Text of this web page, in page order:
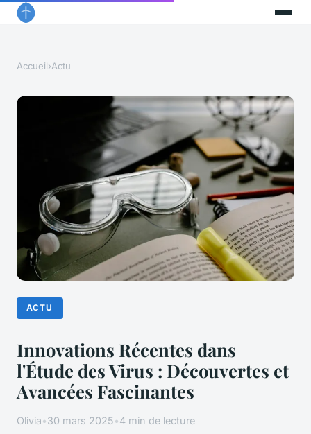
Accueil›Actu
ACTU
Innovations Récentes dans
l'Étude des Virus : Découvertes et
Avancées Fascinantes
Olivia•30 mars 2025•4 min de lecture